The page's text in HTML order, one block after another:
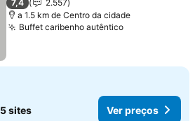
7,4
2.557
a 1.5 km de Centro da cidade
Buffet caribenho autênticoVer preços
5 sites Ver preços